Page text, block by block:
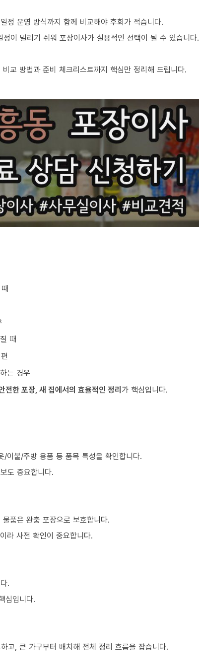
정 운영 방식까지 함께 비교해야 후회가 적습니다.
이 밀리기 쉬워 포장이사가 실용적인 선택이 될 수 있습니다.
교 방법과 준비 체크리스트까지 핵심만 정리해 드립니다.
때
는 경우
전한 포장, 새 집에서의 효율적인 정리가 핵심입니다.
/이불/주방 용품 등 품목 특성을 확인합니다.
도 중요합니다.
품은 완충 포장으로 보호합니다.
라 사전 확인이 중요합니다.
.
심입니다.
고, 큰 가구부터 배치해 전체 정리 흐름을 잡습니다.